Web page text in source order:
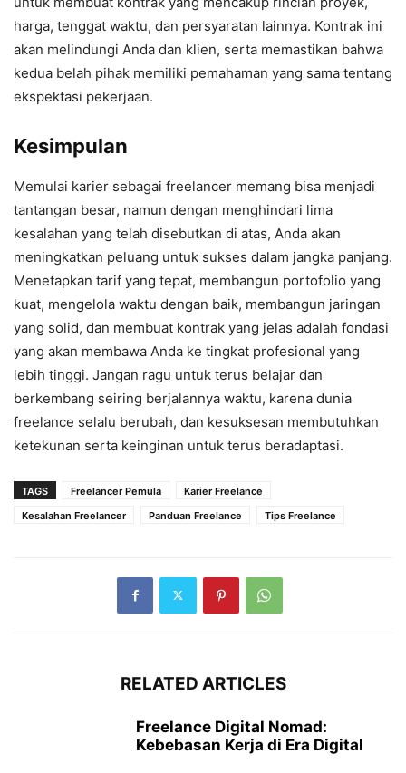
harga, tenggat waktu, dan persyaratan lainnya. Kontrak ini
akan melindungi Anda dan klien, serta memastikan bahwa
kedua belah pihak memiliki pemahaman yang sama tentang
ekspektasi pekerjaan.
Kesimpulan
Memulai karier sebagai freelancer memang bisa menjadi
tantangan besar, namun dengan menghindari lima
kesalahan yang telah disebutkan di atas, Anda akan
meningkatkan peluang untuk sukses dalam jangka panjang.
Menetapkan tarif yang tepat, membangun portofolio yang
kuat, mengelola waktu dengan baik, membangun jaringan
yang solid, dan membuat kontrak yang jelas adalah fondasi
yang akan membawa Anda ke tingkat profesional yang
lebih tinggi. Jangan ragu untuk terus belajar dan
berkembang seiring berjalannya waktu, karena dunia
freelance selalu berubah, dan kesuksesan membutuhkan
ketekunan serta keinginan untuk terus beradaptasi.
TAGS Freelancer Pemula
Karier Freelance
Kesalahan Freelancer
Panduan Freelance Tips Freelance
RELATED ARTICLES
Freelance Digital Nomad:
Kebebasan Kerja di Era Digital